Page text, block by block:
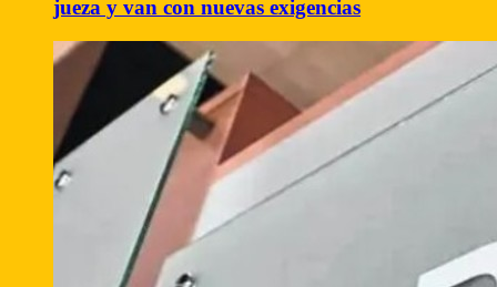
jueza y van con nuevas exigencias